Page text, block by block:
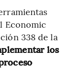
Economic
338 de la
los